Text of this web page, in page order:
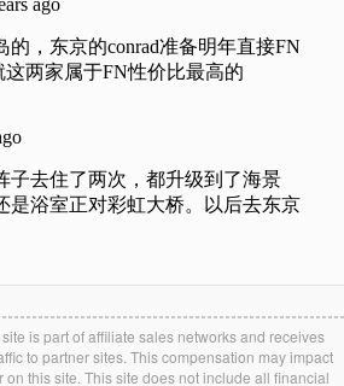
is part of affiliate sales networks and receives
to partner sites. This compensation may impact
this site. This site does not include all financial